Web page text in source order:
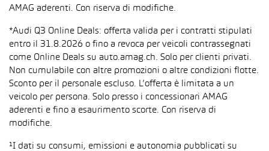
AMAG aderenti. Con riserva di modifiche.
*Audi Q3 Online Deals: offerta valida per i contratti stipulati
entro il 31.8.2026 o fino a revoca per veicoli contrassegnati
come Online Deals su auto.amag.ch. Solo per clienti privati.
Non cumulabile con altre promozioni o altre condizioni flotte.
Sconto per il personale escluso. L’offerta è limitata a un
veicolo per persona. Solo presso i concessionari AMAG
aderenti e fino a esaurimento scorte. Con riserva di
modifiche.
¹I dati su consumi, emissioni e autonomia pubblicati su